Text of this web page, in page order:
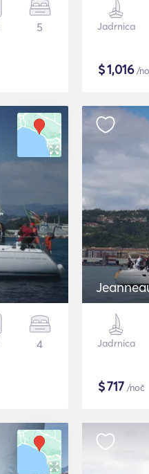
5 Jadrnica
$1,016/
4 Jadrnica
$717 /noč